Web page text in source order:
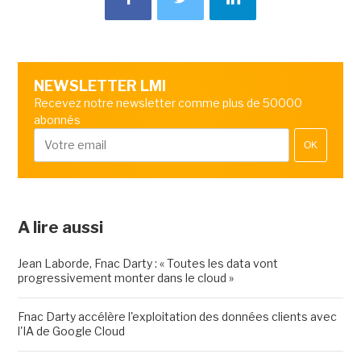
NEWSLETTER LMI
Recevez notre newsletter comme plus de 50000
abonnés
OK
A lire aussi
Jean Laborde, Fnac Darty : « Toutes les data vont
progressivement monter dans le cloud »
Fnac Darty accélère l'exploitation des données clients avec
l'IA de Google Cloud